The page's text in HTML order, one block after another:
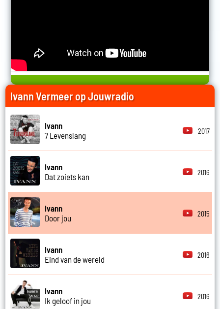
Ivann Vermeer op Jouwradio
Ivann
7 Levenslang
2017
Ivann
Dat zoiets kan
2016
Ivann
Door jou
2015
Ivann
Eind van de wereld
2016
Ivann
Ik geloof in jou
2016